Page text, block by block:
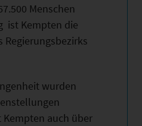
Menschen
ist Kempten die
wurden
auch über